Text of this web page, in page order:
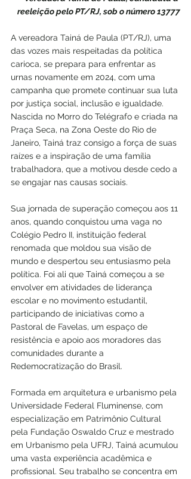
reeleição pelo PT/RJ, sob o número 13777
A vereadora Tainá de Paula (PT/RJ), uma
das vozes mais respeitadas da política
carioca, se prepara para enfrentar as
urnas novamente em 2024, com uma
campanha que promete continuar sua luta
por justiça social, inclusão e igualdade.
Nascida no Morro do Telégrafo e criada na
Praça Seca, na Zona Oeste do Rio de
Janeiro, Tainá traz consigo a força de suas
raízes e a inspiração de uma família
trabalhadora, que a motivou desde cedo a
se engajar nas causas sociais.
Sua jornada de superação começou aos 11
anos, quando conquistou uma vaga no
Colégio Pedro II, instituição federal
renomada que moldou sua visão de
mundo e despertou seu entusiasmo pela
política. Foi ali que Tainá começou a se
envolver em atividades de liderança
escolar e no movimento estudantil,
participando de iniciativas como a
Pastoral de Favelas, um espaço de
resistência e apoio aos moradores das
comunidades durante a
Redemocratização do Brasil.
Formada em arquitetura e urbanismo pela
Universidade Federal Fluminense, com
especialização em Patrimônio Cultural
pela Fundação Oswaldo Cruz e mestrado
em Urbanismo pela UFRJ, Tainá acumulou
uma vasta experiência acadêmica e
profissional. Seu trabalho se concentra em